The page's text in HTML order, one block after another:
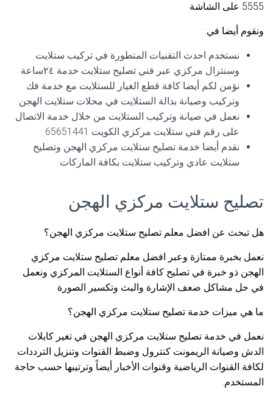
5555 على الشاشة
ونقوم أيضا في:
نستخدم احدث التقنيات المتطورة في تركيب ستلايت
وسنترال مركزي عبر فني تصليح ستلايت خدمة ٢٤ساعة
نؤمن لكم أيضا كافة قطع الغيار للستلايت مع خدمة فك
وتركيب وصيانة بدالة الستلايت في محلات ستلايت الهجن
نعمل في صيانة وتركيب الستلايت من خلال خدمة الاتصال
على رقم فني ستلايت مركزي الكويت 65651441
نقدم أيضا خدمة تصليح ستلايت مركزي الهجن وتصليح
ستلايت عادي وتركيب ستلايت بكافة الماركات
تصليح ستلايت مركزي الهجن
هل تبحث عن افضل معلم تصليح ستلايت مركزي الهجن؟
نعمل بخبرة ممتازة وعبر افضل معلم تصليح ستلايت مركزي
الهجن ذو خبرة في تصليح كافة أنواع الستلايت المركزي ونعمل
في حل مشاكل ضعف الإشارة والبث وتكسير الصورة
ما هي ميزات خدمة تصليح ستلايت مركزي الهجن؟
نعمل في خدمة تصليح ستلايت مركزي الهجن في تغير كابلات
الدش وصيانة الريمونت كنترول وضبط القنوات وتنزيل الترددات
لكافة القنوات الرياضية وقنوات الأخبار أيضاً وترتيبها حسب حاجة
المستخدم.